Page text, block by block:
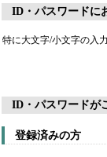
ID・パスワードに
特に大文字/小文字の入
ID・パスワードが
登録済みの方